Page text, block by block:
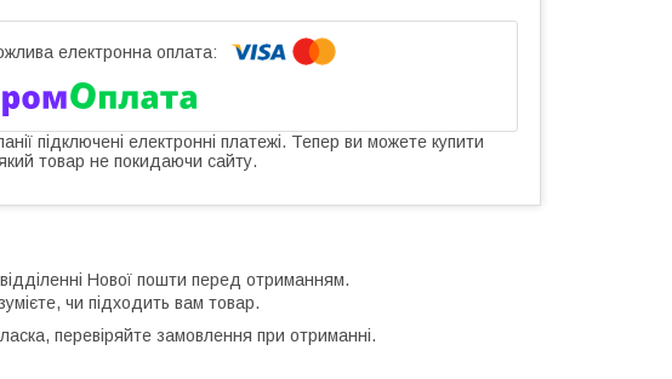
підключені електронні платежі. Тепер ви можете купити
товар не покидаючи сайту.
Нової пошти перед отриманням.
чи підходить вам товар.
перевіряйте замовлення при отриманні.